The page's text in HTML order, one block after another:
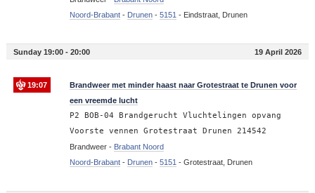
Noord-Brabant- Drunen- 5151 - Eindstraat, Drunen
Sunday 19:00 - 20:00 19 April 2026
19:07
Brandweer met minder haast naar Grotestraat te Drunen voor
een vreemde lucht
P2 BOB-04 Brandgerucht Vluchtelingen opvang
Voorste vennen Grotestraat Drunen 214542
Brandweer - Brabant Noord
Noord-Brabant- Drunen- 5151 - Grotestraat, Drunen